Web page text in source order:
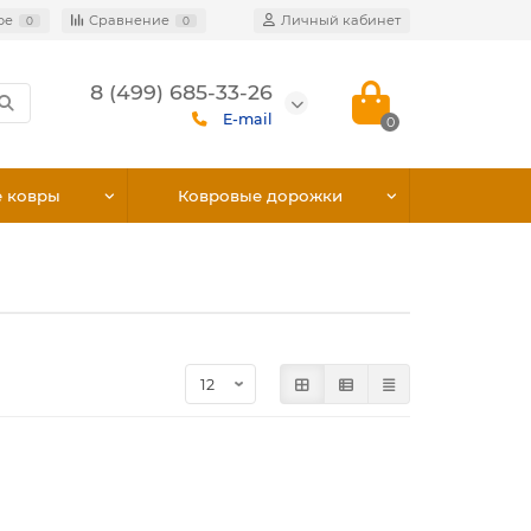
0 Сравнение 0 Личный кабинет
8 (499) 685-33-26
E-mail 0
ковры Ковровые дорожки